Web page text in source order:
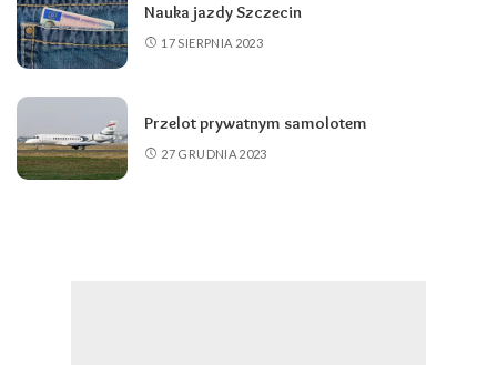
Nauka jazdy Szczecin
17 SIERPNIA 2023
Przelot prywatnym samolotem
27 GRUDNIA 2023